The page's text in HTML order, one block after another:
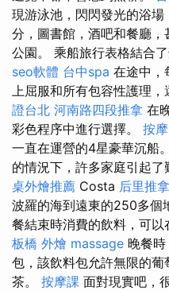
現游泳池，閃閃發光的浴
分，圖書館，酒吧和餐廳
公園。 乘船旅行表格結合
seo軟體 台中spa 在途中，
上屈服和所有包容性護理
證台北 河南路四段推拿 在
彩色程序中進行選擇。 按
一直在運營的4星豪華沉船。
的情況下，許多家庭引起了
桌外燴推薦 Costa 后里推拿
波羅的海到遠東的250多個
餐結束時消費的飲料，可以
板橋 外燴 massage 晚餐
包，該飲料包允許無限的
茶。 按摩課 面對現實吧，